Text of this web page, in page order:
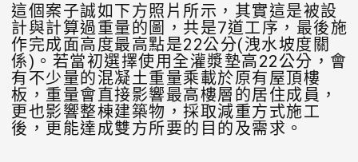
這個案子誠如下方照片所示，其實這是被設
計與計算過重量的圖，共是7道工序，最後施
作完成面高度最高點是22公分(洩水坡度關
係)。若當初選擇使用全灌漿墊高22公分，會
有不少量的混凝土重量乘載於原有屋頂樓
板，重量會直接影響最高樓層的居住成員，
更也影響整棟建築物，採取減重方式施工
後，更能達成雙方所要的目的及需求。